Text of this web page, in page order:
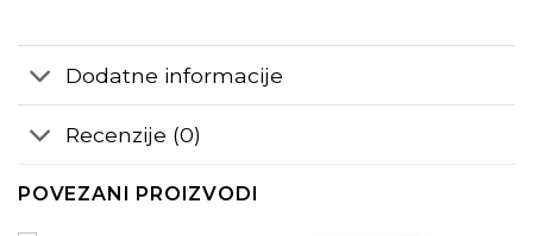
Dodatne informacije
Recenzije (0)
POVEZANI PROIZVODI